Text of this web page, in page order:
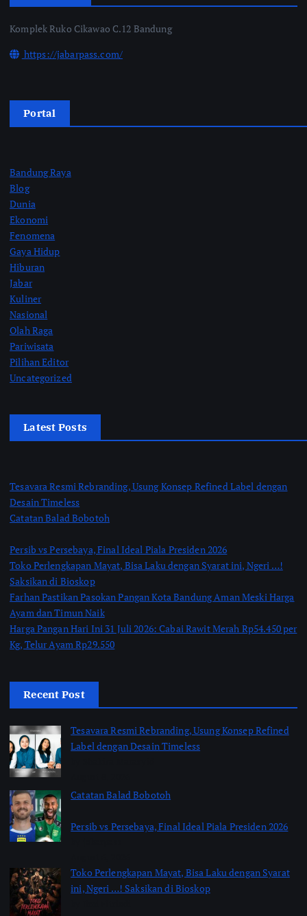
Komplek Ruko Cikawao C.12 Bandung
https://jabarpass.com/
Portal
Bandung Raya
Blog
Dunia
Ekonomi
Fenomena
Gaya Hidup
Hiburan
Jabar
Kuliner
Nasional
Olah Raga
Pariwisata
Pilihan Editor
Uncategorized
Latest Posts
Tesavara Resmi Rebranding, Usung Konsep Refined Label dengan
Desain Timeless
Catatan Balad Bobotoh
Persib vs Persebaya, Final Ideal Piala Presiden 2026
Toko Perlengkapan Mayat, Bisa Laku dengan Syarat ini, Ngeri …!
Saksikan di Bioskop
Farhan Pastikan Pasokan Pangan Kota Bandung Aman Meski Harga
Ayam dan Timun Naik
Harga Pangan Hari Ini 31 Juli 2026: Cabai Rawit Merah Rp54.450 per
Kg, Telur Ayam Rp29.550
Recent Post
Tesavara Resmi Rebranding, Usung Konsep Refined
Label dengan Desain Timeless
Catatan Balad Bobotoh
Persib vs Persebaya, Final Ideal Piala Presiden 2026
Toko Perlengkapan Mayat, Bisa Laku dengan Syarat
ini, Ngeri …! Saksikan di Bioskop